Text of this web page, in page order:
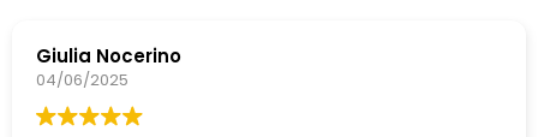
Giulia Nocerino
04/06/2025